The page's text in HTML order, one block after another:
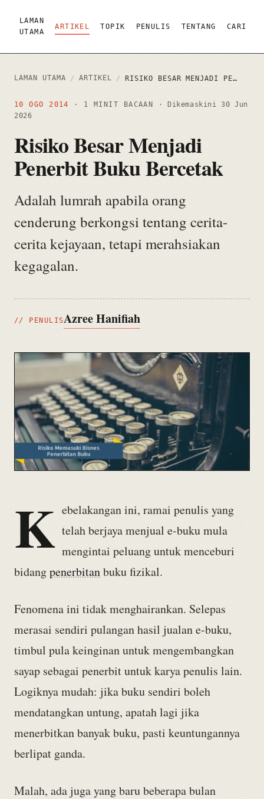
LAMAN
UTAMA
ARTIKEL TOPIK PENULIS TENTANG CARI
LAMAN UTAMA / ARTIKEL / RISIKO BESAR MENJADI PENERBIT BUKU BERCETAK
10 OGO 2014 · 1 MINIT BACAAN · Dikemaskini30 Jun
2026
Risiko Besar Menjadi
Penerbit Buku Bercetak
Adalah lumrah apabila orang
cenderung berkongsi tentang cerita-
cerita kejayaan, tetapi merahsiakan
kegagalan.
// PENULISAzree Hanifiah
K ebelakangan ini, ramai penulis yang
telah berjaya menjual e-buku mula
mengintai peluang untuk menceburi
bidangpenerbitanbuku fizikal.
Fenomena ini tidak menghairankan. Selepas
merasai sendiri pulangan hasil jualan e-buku,
timbul pula keinginan untuk mengembangkan
sayap sebagai penerbit untuk karya penulis lain.
Logiknya mudah: jika buku sendiri boleh
mendatangkan untung, apatah lagi jika
menerbitkan banyak buku, pasti keuntungannya
berlipat ganda.
Malah, ada juga yang baru beberapa bulan